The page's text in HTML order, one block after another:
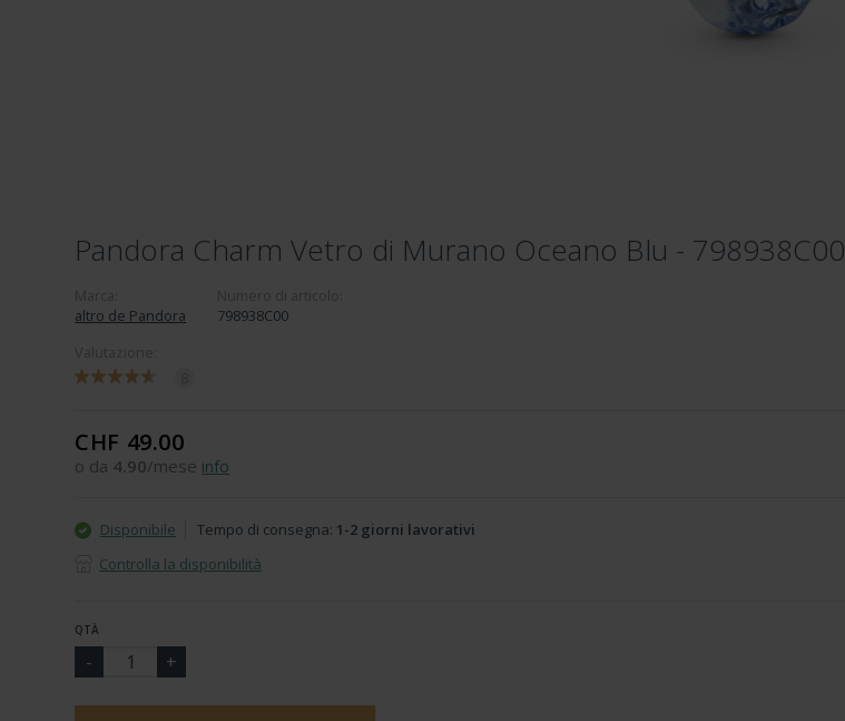
Pandora Charm Vetro di Murano Oceano Blu - 798938C00
altro de Pandora
798938C00
CHF 49.00
o da 4.90/mese info
Disponibile Tempo di consegna: 1-2 giorni lavorativi
Controlla la disponibilità
QTÀ